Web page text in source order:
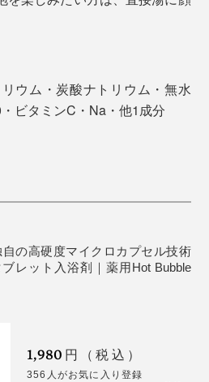
や脚をなでていると、肌にツル
ように。
に入ったわけではないのに、
、10分、20分と時間が経って
よさに驚きました。
ウム・炭酸ナトリウム・無水
ビタミンC・Na・他1成分
自の高硬度マイクロカプセル技術
レット入浴剤｜薬用Hot Bubble
1,980 円（税込）
356人がお気に入り登録